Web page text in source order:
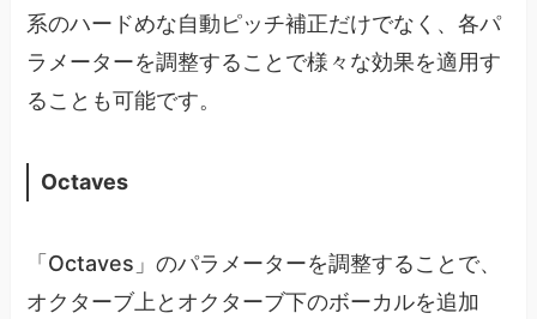
系のハードめな自動ピッチ補正だけでなく、各パ
ラメーターを調整することで様々な効果を適用す
ることも可能です。
Octaves
「Octaves」のパラメーターを調整することで、
オクターブ上とオクターブ下のボーカルを追加